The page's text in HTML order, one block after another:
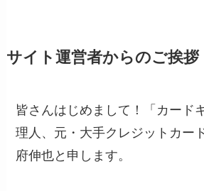
サイト運営者からのご挨拶
皆さんはじめまして！「カード
理人、元・大手クレジットカー
府伸也と申します。